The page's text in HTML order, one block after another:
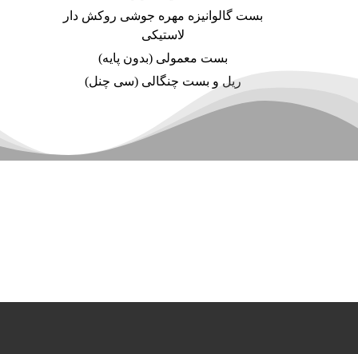
بست گالوانیزه مهره جوشی روکش دار
لاستیکی
بست معمولی (بدون پایه)
ریل و بست چنگالی (سی چنل)